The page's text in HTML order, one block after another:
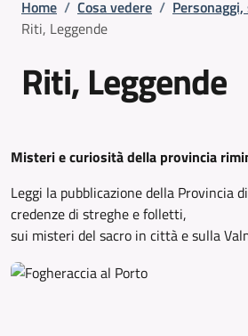
Home / Cosa vedere /
Riti, Leggende
Riti, Leggende
Misteri e curiosità della provincia
Leggi la pubblicazione della Provincia
credenze di streghe e folletti,
sui misteri del sacro in città e sulla